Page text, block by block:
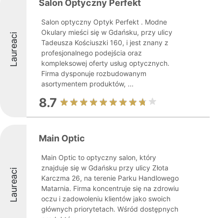
Laureaci
Salon Optyczny Perfekt
Salon optyczny Optyk Perfekt . Modne
Okulary mieści się w Gdańsku, przy ulicy
Tadeusza Kościuszki 160, i jest znany z
profesjonalnego podejścia oraz
kompleksowej oferty usług optycznych.
Firma dysponuje rozbudowanym
asortymentem produktów, ...
8.7
Laureaci
Main Optic
Main Optic to optyczny salon, który
znajduje się w Gdańsku przy ulicy Złota
Karczma 26, na terenie Parku Handlowego
Matarnia. Firma koncentruje się na zdrowiu
oczu i zadowoleniu klientów jako swoich
głównych priorytetach. Wśród dostępnych